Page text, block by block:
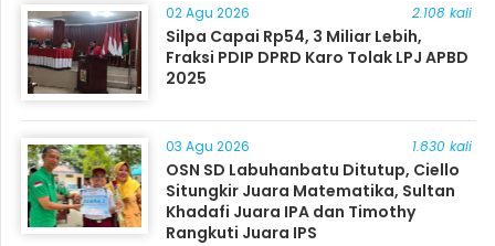
02 Agu 2026 2.108 kali
Silpa Capai Rp54, 3 Miliar Lebih,
Fraksi PDIP DPRD Karo Tolak LPJ APBD
2025
03 Agu 2026 1.830 kali
OSN SD Labuhanbatu Ditutup, Ciello
Situngkir Juara Matematika, Sultan
Khadafi Juara IPA dan Timothy
Rangkuti Juara IPS